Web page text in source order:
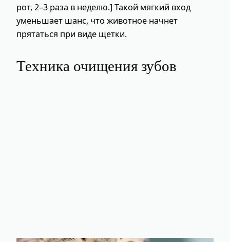
рот, 2–3 раза в неделю.] Такой мягкий вход
уменьшает шанс, что животное начнет
прятаться при виде щетки.
Техника очищения зубов